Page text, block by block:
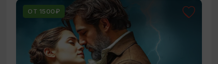
ОТ 1500₽